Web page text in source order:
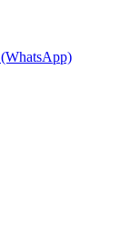
(WhatsApp)